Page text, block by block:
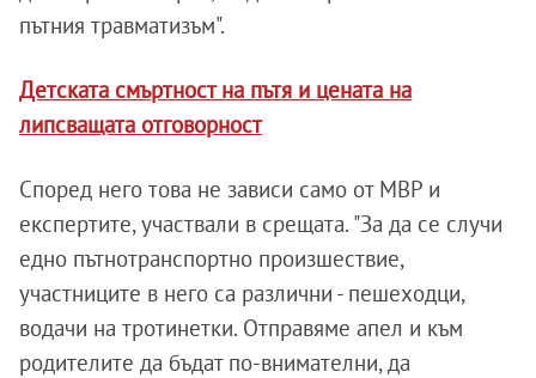
пътния травматизъм".
Детската смъртност на пътя и цената на
липсващата отговорност
Според него това не зависи само от МВР и
експертите, участвали в срещата. "За да се случи
едно пътнотранспортно произшествие,
участниците в него са различни - пешеходци,
водачи на тротинетки. Отправяме апел и към
родителите да бъдат по-внимателни, да